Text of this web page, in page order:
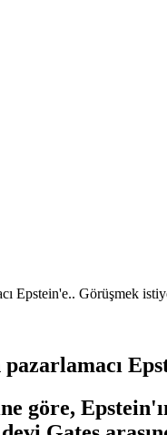
göre,